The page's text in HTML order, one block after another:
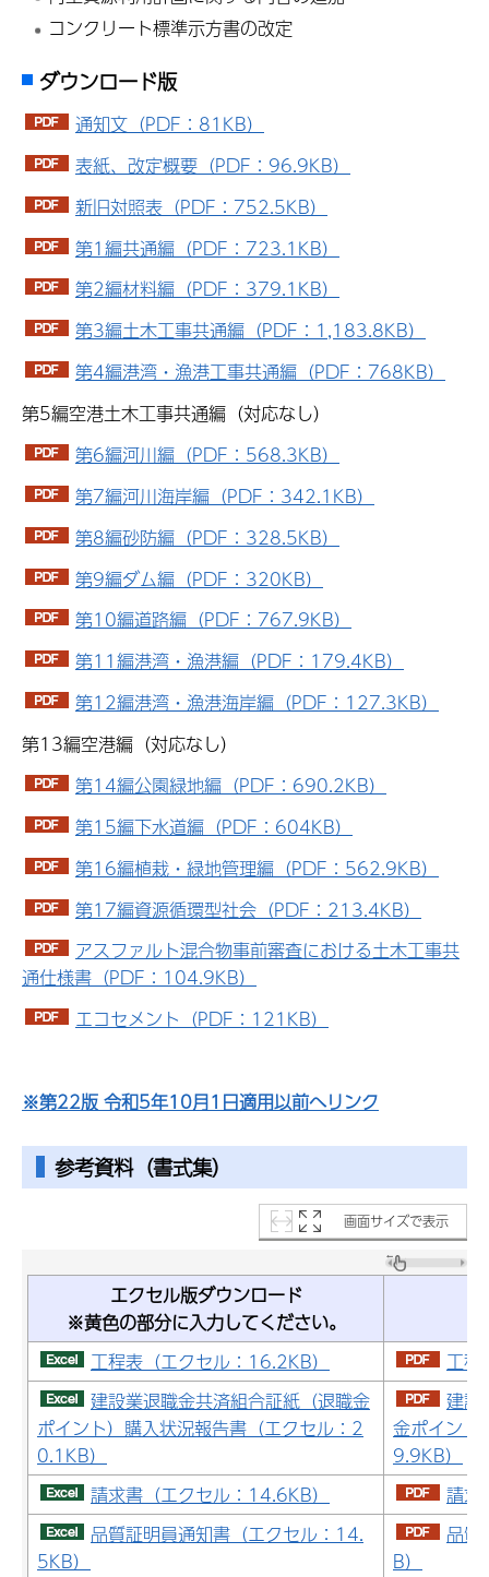
コンクリート標準示方書の改定
ダウンロード版
通知文（PDF：81KB）
表紙、改定概要（PDF：96.9KB）
新旧対照表（PDF：752.5KB）
第1編共通編（PDF：723.1KB）
第2編材料編（PDF：379.1KB）
第3編土木工事共通編（PDF：1,183.8KB）
第4編港湾・漁港工事共通編（PDF：768KB）
第5編空港土木工事共通編（対応なし）
第6編河川編（PDF：568.3KB）
第7編河川海岸編（PDF：342.1KB）
第8編砂防編（PDF：328.5KB）
第9編ダム編（PDF：320KB）
第10編道路編（PDF：767.9KB）
第11編港湾・漁港編（PDF：179.4KB）
第12編港湾・漁港海岸編（PDF：127.3KB）
第13編空港編（対応なし）
第14編公園緑地編（PDF：690.2KB）
第15編下水道編（PDF：604KB）
第16編植栽・緑地管理編（PDF：562.9KB）
第17編資源循環型社会（PDF：213.4KB）
アスファルト混合物事前審査における土木工事共
通仕様書（PDF：104.9KB）
エコセメント（PDF：121KB）
※第22版 令和5年10月1日適用以前へリンク
参考資料（書式集）
画面サイズで表示
エクセル版ダウンロード
※黄色の部分に入力してください。
工程表（エクセル：16.2KB）
工程
建設業退職金共済組合証紙（退職金
ポイント）購入状況報告書（エクセル：2
0.1KB）
建設
金ポイント
9.9KB）
請求書（エクセル：14.6KB）
請求
品質証明員通知書（エクセル：14.
5KB）
品質
B）